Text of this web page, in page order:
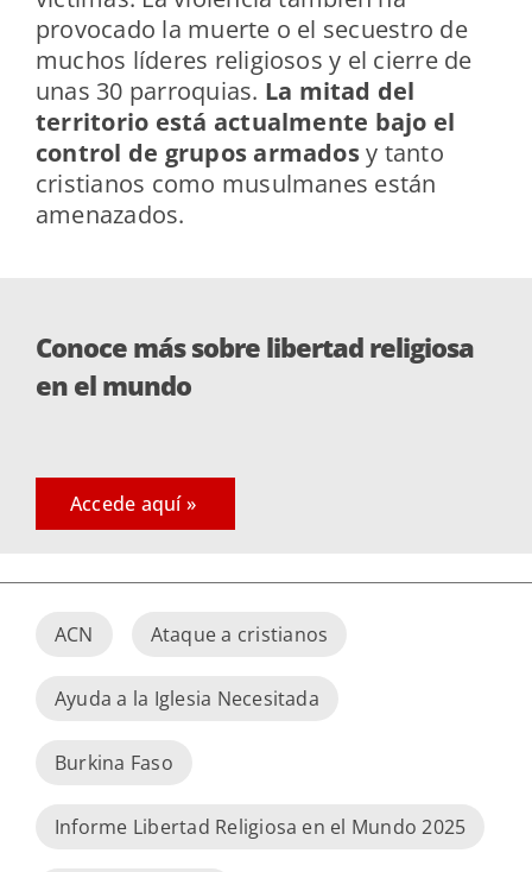
provocado la muerte o el secuestro de
muchos líderes religiosos y el cierre de
unas 30 parroquias. La mitad del
territorio está actualmente bajo el
control de grupos armadosy tanto
cristianos como musulmanes están
amenazados.
Conoce más sobre libertad religiosa
en el mundo
Accede aquí »
ACN Ataque a cristianos
Ayuda a la Iglesia Necesitada
Burkina Faso
Informe Libertad Religiosa en el Mundo 2025